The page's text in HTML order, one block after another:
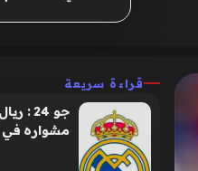
قراءة سريعة
جو 24 :
مشواره في